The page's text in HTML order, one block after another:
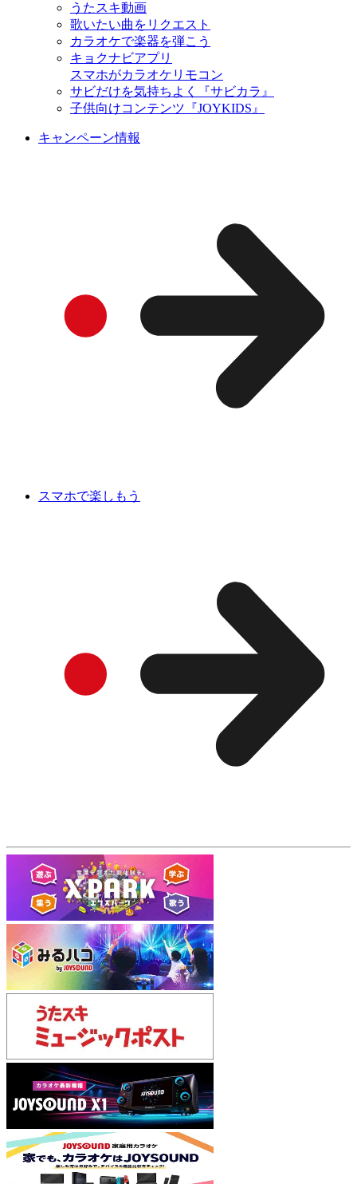
うたスキ動画
歌いたい曲をリクエスト
カラオケで楽器を弾こう
キョクナビアプリ
スマホがカラオケリモコン
サビだけを気持ちよく『サビカラ』
子供向けコンテンツ『JOYKIDS』
キャンペーン情報
スマホで楽しもう